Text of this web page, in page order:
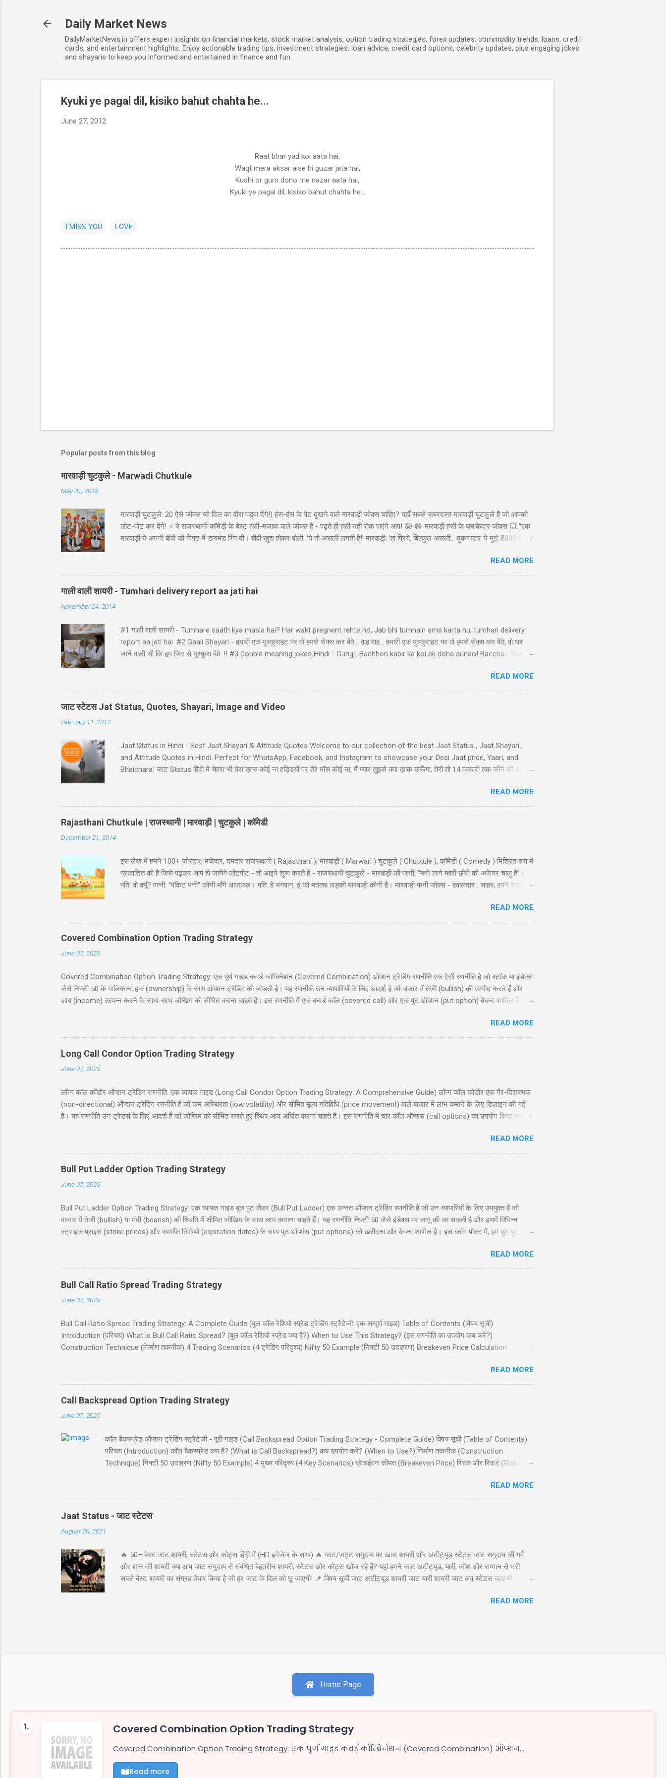
Daily Market News
DailyMarketNews.in offers expert insights on financial markets, stock market analysis, option trading strategies, forex updates, commodity trends, loans, credit
cards, and entertainment highlights. Enjoy actionable trading tips, investment strategies, loan advice, credit card options, celebrity updates, plus engaging jokes
and shayaris to keep you informed and entertained in finance and fun.
Kyuki ye pagal dil, kisiko bahut chahta he...
June 27, 2012
Raat bhar yad koi aata hai,
Waqt mera aksar aise hi guzar jata hai,
Kushi or gum dono me nazar aata hai,
Kyuki ye pagal dil, kisiko bahut chahta he...
I MISS YOU LOVE
Popular posts from this blog
मारवाड़ी चुटकुले - Marwadi Chutkule
May 01, 2025
मारवाड़ी चुटकुले: 20 ऐसे जोक्स जो दिल का दौरा पड़वा देंगे!) हंस-हंस के पेट दुखने वाले मारवाड़ी जोक्स चाहिए? यहाँ सबसे ज़बरदस्त मारवाड़ी चुटकुले हैं जो आपको
लोट-पोट कर देंगे! ⚡ ये राजस्थानी कॉमेडी के बेस्ट हंसी-मजाक वाले जोक्स हैं - पढ़ते ही हंसी नहीं रोक पाएंगे आप! 🤪 😂 मारवाड़ी हंसी के धमाकेदार जोक्स 💥 "एक
मारवाड़ी ने अपनी बीवी को गिफ्ट में डायमंड रिंग दी। बीवी खुश होकर बोली: 'ये तो असली लगती है!' मारवाड़ी: 'हां प्रिये, बिल्कुल असली... दुकानदार ने मुझे ₹5000 में
गाड़ी ₹5,000 में बेच दी! पापा: पर वो तो ₹50,000 की थी! बेटा: हां पापा, इसीलिए तो ₹10,000 कमाए... ₹45,000 तो मैंने अपने पास रख लिए! 😜" Copy "मारवाड़ी पति ने
पत्नी को ₹5000 दिए और कहा: 'प्रिये, इन पैसों से खुद के लिए कुछ खरीद...
READ MORE
गाली वाली शायरी - Tumhari delivery report aa jati hai
November 24, 2014
#1 गाली वाली शायरी - Tumhare saath kya masla hai? Har wakt pregnent rehte ho, Jab bhi tumhain sms karta hu, tumhari delivery
report aa jati hai. #2 Gaali Shayari - हमारी एक मुस्कुराहट पर वो हमसे सेक्स कर बैठे... वाह वाह... हमारी एक मुस्कुराहट पर वो हमसे सेक्स कर बैठे, वो घर
जाने वाली थी कि हम फिर से मुस्कुरा बैठे..!! #3 Double meaning jokes Hindi - Guruji:-Bachhon kabir ka koi ek doha sunao! Baccha:- 'Ganga
Hindi - Divorse ke baad husband: "bacha mera hai" Wife: wah ji wah! baratan mera,dudh mera thodasa nimbu kya nichod diya,
pura panir tera....chal nikal. #5 Gali Shayari - तुम आरजू तो करो मोहब्बत की, हम इतने भी गरीब नहीं कि... तुम आरजू तो करो मोहब्बत की, हम इतने भी गरीब
नहीं कि… कमरे का जुगाड़ भी ना कर सकें! #6 Gali wali shayari - Ishq k sahare jiya nahi karte, Gum k pyalo ko piya nahi ka...
READ MORE
जाट स्टेटस Jat Status, Quotes, Shayari, Image and Video
February 11, 2017
Jaat Status in Hindi - Best Jaat Shayari & Attitude Quotes Welcome to our collection of the best Jaat Status , Jaat Shayari ,
and Attitude Quotes in Hindi. Perfect for WhatsApp, Facebook, and Instagram to showcase your Desi Jaat pride, Yaari, and
Bhaichara! जाट Status हिंदी में चेहरा भी तेरा ख़ास कोई ना हड्डियों पर तेरे मॉस कोई ना, मैं प्यार तुझसे क्या ख़ाक करूँगा, तेरी तो 14 फरवरी तक जीने की भी
इतना किसी के बाप मेँ दम नही..!! 39-Jaat-Jat-Jatt !! Jaat Fan Status जिन कामा पै सरकारी बैन है, जाट उन कामा का फैन है..!! 40-Jaat-Jat-Jatt !!
Jaat Attitude Status अंदाज़ कुछ अलग सै हम जाटो...
READ MORE
Rajasthani Chutkule | राजस्थानी | मारवाड़ी | चुटकुले | कॉमेडी
December 21, 2014
इस लेख में हमने 100+ जोरदार, मजेदार, दमदार राजस्थानी ( Rajasthani ), मारवाड़ी ( Marwari ) चुटकुले ( Chutkule ), कॉमेडी ( Comedy ) मिश्रित रूप में
प्रकाशित की है जिसे पढ़कर आप हो जायेंगे लोटपोट - तो आइये शुरू करते है - राजस्थानी चुटकुले - मारवाड़ी की पत्नी, "म्हने लागे म्हारी छोरी को अफेयर चालु है"।
पति: वो क्यूँ? पत्नी: "पॉकेट मनी" कोनी माँगे आजकल। पति: हे भगवान, इं को मतलब लड़को मारवाड़ी कोनी है। मारवाड़ी फनी जोक्स - हवालदार : साहब, हमने शराब से
मारवाड़ी चुटकुले जोक्स - धणी- आज सजधज के कठे जा री से? लुगाई- आत्महत्या करणे जा री सुं धणी- तो इत्तो मेकअप क्यूँ करयो है लुगाई- काल अख़बार म्हें म्हारो
फोटू भी तो छपसी राजस्थानी कॉमेडी - स्कूल के निरीक्षण के लिए कुछ अधिकारी दिल्ली से गाँव की छोटी स्कूल में पहुंचे और निरिक्षण शुरू किया । निरीक्षक लड़कों से:
‘सावधान’। कोई हिला तक नहीं। निरीक्षक : ‘विश्राम’। सब वैस...
READ MORE
Covered Combination Option Trading Strategy
June 07, 2025
Covered Combination Option Trading Strategy: एक पूर्ण गाइड कवर्ड कॉम्बिनेशन (Covered Combination) ऑप्शन ट्रेडिंग रणनीति एक ऐसी रणनीति है जो स्टॉक या इंडेक्स
जैसे निफ्टी 50 के मालिकाना हक (ownership) के साथ ऑप्शन ट्रेडिंग को जोड़ती है। यह रणनीति उन व्यापारियों के लिए आदर्श है जो बाजार में तेजी (bullish) की उम्मीद करते हैं और
आय (income) उत्पन्न करने के साथ-साथ जोखिम को सीमित करना चाहते हैं। इस रणनीति में एक कवर्ड कॉल (covered call) और एक पुट ऑप्शन (put option) बेचना शामिल है।
सावधानियां शामिल हैं। यह पोस्ट नये और अनुभवी व्यापारियों के लिए उपयोगी होगी, जो सूचित निर्णय लेना चाहते हैं। हमारा उद्देश्य आपको इस रणनीति को समझने और इसे प्रभावी ढंग से लागू
करने में मदद करना है। सामग्री (Table of Contents) 1. परिचय (Introduction) 2. कवर्ड कॉम्बिनेशन क्या है? (What is Covered Combination?) ...
READ MORE
Long Call Condor Option Trading Strategy
June 07, 2025
लॉन्ग कॉल कोंडोर ऑप्शन ट्रेडिंग रणनीति: एक व्यापक गाइड (Long Call Condor Option Trading Strategy: A Comprehensive Guide) लॉन्ग कॉल कोंडोर एक गैर-दिशात्मक
(non-directional) ऑप्शन ट्रेडिंग रणनीति है जो कम अस्थिरता (low volatility) और सीमित मूल्य गतिविधि (price movement) वाले बाजार में लाभ कमाने के लिए डिज़ाइन की गई
है। यह रणनीति उन ट्रेडर्स के लिए आदर्श है जो जोखिम को सीमित रखते हुए स्थिर आय अर्जित करना चाहते हैं। इस रणनीति में चार कॉल ऑप्शंस (call options) का उपयोग किया जाता है,
देगी, जिसमें निफ्टी 50 इंडेक्स (Nifty 50 Index) का उदाहरण, रणनीति के चार परिदृश्य (scenarios), प्रवेश और निकास की योजना (entry and exit planning), जोखिम और लाभ
(risk and reward), और बहुत कुछ शामिल है। चाहे आप नौसिखिया हों या अनुभवी ट्रेडर, यह गाइड आपको इस रणनीति को समझने और लागू करने में मदद करेगी। ...
READ MORE
Bull Put Ladder Option Trading Strategy
June 07, 2025
Bull Put Ladder Option Trading Strategy: एक व्यापक गाइड बुल पुट लैडर (Bull Put Ladder) एक उन्नत ऑप्शन ट्रेडिंग रणनीति है जो उन व्यापारियों के लिए उपयुक्त है जो
बाजार में तेजी (bullish) या मंदी (bearish) की स्थिति में सीमित जोखिम के साथ लाभ कमाना चाहते हैं। यह रणनीति निफ्टी 50 जैसे इंडेक्स पर लागू की जा सकती है और इसमें विभिन्न
स्ट्राइक प्राइस (strike prices) और समाप्ति तिथियों (expiration dates) के साथ पुट ऑप्शंस (put options) को खरीदना और बेचना शामिल है। इस ब्लॉग पोस्ट में, हम बुल पुट लैडर
उपयोगी होगी, जो निफ्टी 50 इंडेक्स पर ट्रेडिंग में रुचि रखते हैं। हमारा उद्देश्य आपको इस रणनीति को समझने और लागू करने में मदद करना है ताकि आप सूचित निर्णय ले सकें। सामग्री
(Table of Contents) 1. परिचय (Introduction) 2. बुल पुट लैडर क्या है? (What is Bull Put Ladder?) 3. रणनीति का निर...
READ MORE
Bull Call Ratio Spread Trading Strategy
June 07, 2025
Bull Call Ratio Spread Trading Strategy: A Complete Guide (बुल कॉल रेशियो स्प्रेड ट्रेडिंग स्ट्रैटेजी: एक सम्पूर्ण गाइड) Table of Contents (विषय सूची)
Introduction (परिचय) What is Bull Call Ratio Spread? (बुल कॉल रेशियो स्प्रेड क्या है?) When to Use This Strategy? (इस रणनीति का उपयोग कब करें?)
Construction Technique (निर्माण तकनीक) 4 Trading Scenarios (4 ट्रेडिंग परिदृश्य) Nifty 50 Example (निफ्टी 50 उदाहरण) Breakeven Price Calculation
(निष्कर्ष) Disclaimer (अस्वीकरण) Introduction (परिचय) बुल कॉल रेशियो स्प्रेड (Bull Call Ratio Spread) एक उन्नत ऑप्शन ट्रेडिंग रणनीति है जो मध्यम बुलिश (bullish) मार्केट
व्यू (view) वाले ट्रेडर्स के लिए आदर्श है। यह रणनीति दो कॉल ऑप्शन खरीदने और एक कॉल ऑप्शन बेचने का संयोजन है, ...
READ MORE
Call Backspread Option Trading Strategy
June 07, 2025
कॉल बैकस्प्रेड ऑप्शन ट्रेडिंग स्ट्रैटेजी - पूरी गाइड (Call Backspread Option Trading Strategy - Complete Guide) विषय सूची (Table of Contents)
परिचय (Introduction) कॉल बैकस्प्रेड क्या है? (What is Call Backspread?) कब उपयोग करें? (When to Use?) निर्माण तकनीक (Construction
Technique) निफ्टी 50 उदाहरण (Nifty 50 Example) 4 मुख्य परिदृश्य (4 Key Scenarios) ब्रेकईवन कीमत (Breakeven Price) रिस्क और रिवार्ड (Risk and
परिचय (Introduction) कॉल बैकस्प्रेड (Call Backspread) एक उन्नत ऑप्शन ट्रेडिंग स्ट्रैटेजी है जो तेजी (bullish) के दृष्टिकोण वाले ट्रेडर्स के लिए उपयुक्त है,
विशेष रूप से जब आपको बाजार में बड़ी उछाल (big move) की संभावना दिखाई देती है। यह स्ट्रैटेजी कम लागत पर असीमित लाभ (unlimited profit potential) की
संभावना प्रद...
READ MORE
Jaat Status - जाट स्टेटस
August 20, 2021
🔥 50+ बेस्ट जाट शायरी, स्टेटस और कोट्स हिंदी में (HD इमेजेज के साथ) 🔥 जाट/जट्ट समुदाय पर खास शायरी और अटीट्यूड स्टेटस जाट समुदाय की गर्व
और शान की शायरी क्या आप जाट समुदाय से संबंधित बेहतरीन शायरी, स्टेटस और कोट्स खोज रहे हैं? यहां हमने जाट अटीट्यूड, यारी, जोश और सम्मान से भरी
सबसे बेस्ट शायरी का संग्रह तैयार किया है जो हर जाट के दिल को छू जाएगी! 📌 विषय सूची जाट अटीट्यूड शायरी जाट यारी शायरी जाट लव स्टेटस जाटनी
के लिये तुफान है जाट, तभी तो दुनिया कहती है बाप रे खतरनाक है जाट..!!" इस शायरी को शेयर करें: WhatsApp Facebook Twitter 2. जाट अटीट्यूड स्टेटस
READ MORE
Home Page
1. Covered Combination Option Trading Strategy
Covered Combination Option Trading Strategy: एक पूर्ण गाइड कवर्ड कॉम्बिनेशन (Covered Combination) ऑप्शन...
Read more